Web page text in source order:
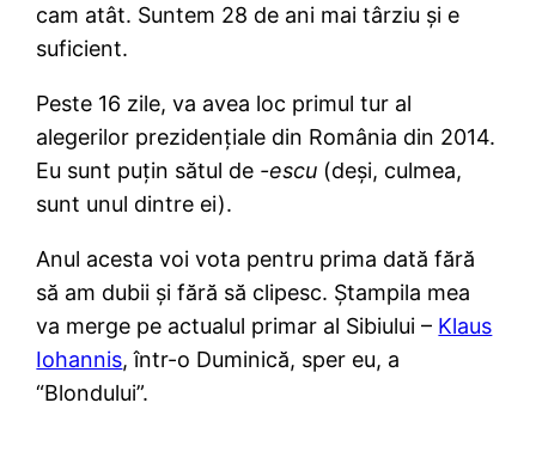
cam atât. Suntem 28 de ani mai târziu și e
suficient.
Peste 16 zile, va avea loc primul tur al
alegerilor prezidențiale din România din 2014.
Eu sunt puțin sătul de -escu (deși, culmea,
sunt unul dintre ei).
Anul acesta voi vota pentru prima dată fără
să am dubii și fără să clipesc. Ștampila mea
va merge pe actualul primar al Sibiului – Klaus
Iohannis, într-o Duminică, sper eu, a
“Blondului”.